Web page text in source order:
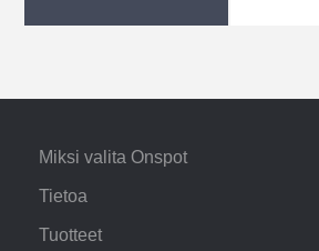
Miksi valita Onspot
Tietoa
Tuotteet